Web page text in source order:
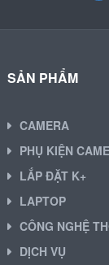
SẢN PHẨM
CAMERA
PHỤ KIỆN
LẮP ĐẶT K+
LAPTOP
CÔNG NGHỆ
DỊCH VỤ